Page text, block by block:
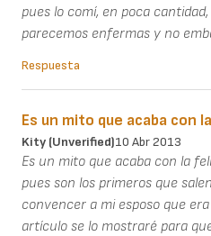
pues lo comí, en poca
parecemos enfermas y no
Respuesta
Es un mito que acaba con la
Kity (unverified)10 Abr 2013
Es un mito que acaba con la
pues son los primeros que
convencer a mi esposo que
artículo se lo mostraré para